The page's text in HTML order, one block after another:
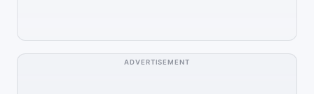
ADVERTISEMENT